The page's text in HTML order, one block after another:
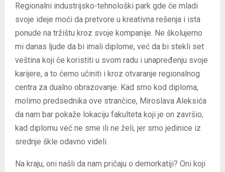
Regionalni industrijsko-tehnološki park gde će mladi
svoje ideje moći da pretvore u kreativna rešenja i ista
ponude na tržištu kroz svoje kompanije. Ne školujemo
mi danas ljude da bi imali diplome, već da bi stekli set
veština koji će koristiti u svom radu i unapređenju svoje
karijere, a to ćemo učiniti i kroz otvaranje regionalnog
centra za dualno obrazovanje. Kad smo kod diploma,
molimo predsednika ove strančice, Miroslava Aleksića
da nam bar pokaže lokaciju fakulteta koji je on završio,
kad diplomu već ne sme ili ne želi, jer smo jedinice iz
srednje škle odavno videli.
Na kraju, oni našli da nam pričaju o demorkatiji? Oni koji